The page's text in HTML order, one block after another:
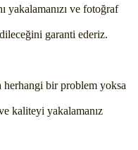
yakalamanızı ve fotoğraf
garanti ederiz.
herhangi bir problem yoksa
kaliteyi yakalamanız